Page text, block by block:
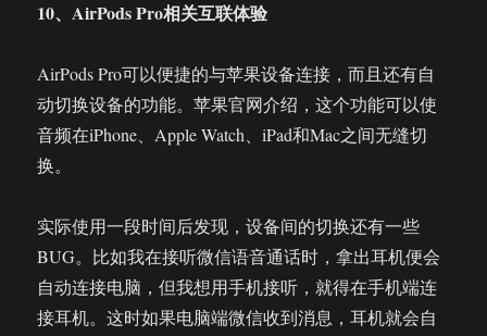
10、AirPods Pro相关互联体验
AirPods Pro可以便捷的与苹果设备连接，而且还有自
动切换设备的功能。苹果官网介绍，这个功能可以使
音频在iPhone、Apple Watch、iPad和Mac之间无缝切
换。
实际使用一段时间后发现，设备间的切换还有一些
BUG。比如我在接听微信语音通话时，拿出耳机便会
自动连接电脑，但我想用手机接听，就得在手机端连
接耳机。这时如果电脑端微信收到消息，耳机就会自